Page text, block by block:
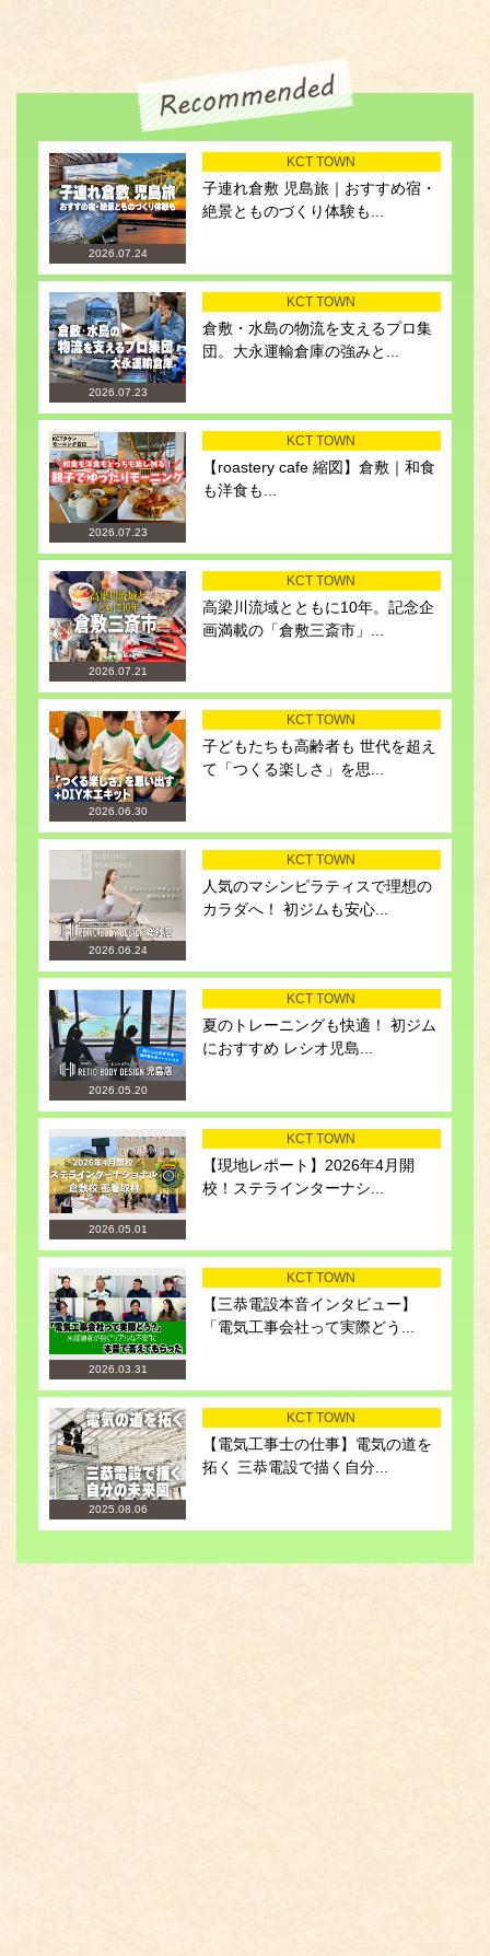
2026.07.24
KCT TOWN
子連れ倉敷 児島旅｜おすすめ宿・
絶景とものづくり体験も...
2026.07.23
KCT TOWN
倉敷・水島の物流を支えるプロ集
団。大永運輸倉庫の強みと...
2026.07.23
KCT TOWN
【roastery cafe 縮図】倉敷｜和食
も洋食も...
2026.07.21
KCT TOWN
高梁川流域とともに10年。記念企
画満載の「倉敷三斎市」...
2026.06.30
KCT TOWN
子どもたちも高齢者も 世代を超え
て「つくる楽しさ」を思...
2026.06.24
KCT TOWN
人気のマシンピラティスで理想の
カラダへ！ 初ジムも安心...
2026.05.20
KCT TOWN
夏のトレーニングも快適！ 初ジム
におすすめ レシオ児島...
2026.05.01
KCT TOWN
【現地レポート】2026年4月開
校！ステラインターナシ...
2026.03.31
KCT TOWN
【三恭電設本音インタビュー】
「電気工事会社って実際どう...
2025.08.06
KCT TOWN
【電気工事士の仕事】電気の道を
拓く 三恭電設で描く自分...